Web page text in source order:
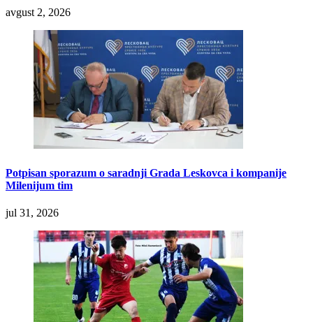
avgust 2, 2026
Potpisan sporazum o saradnji Grada Leskovca i kompanije
Milenijum tim
jul 31, 2026